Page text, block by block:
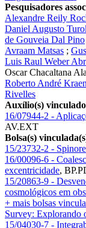
Pesquisadores
Alexandre Reily
Daniel Augusto
de Gouveia Dal Pino
Avraam Matsas ;
Luis Raul Weber
Oscar Chacaltana
Roberto André
Rivelles
Auxílio(s)
16/07944-2 -
AV.EXT
Bolsa(s)
15/23732-2 -
16/00096-6 -
excentricidade,
15/20863-9 -
cosmológicos em
+ mais bolsas
Survey: Explorando
15/04030-7 -